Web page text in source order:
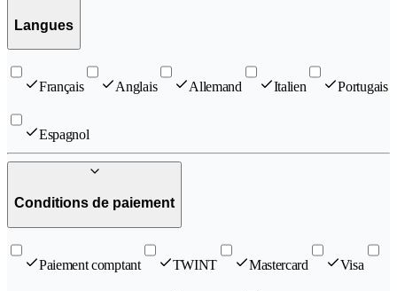
Langues
Français Anglais Allemand Italien Portugais
Espagnol
Conditions de paiement
Paiement comptant TWINT Mastercard Visa